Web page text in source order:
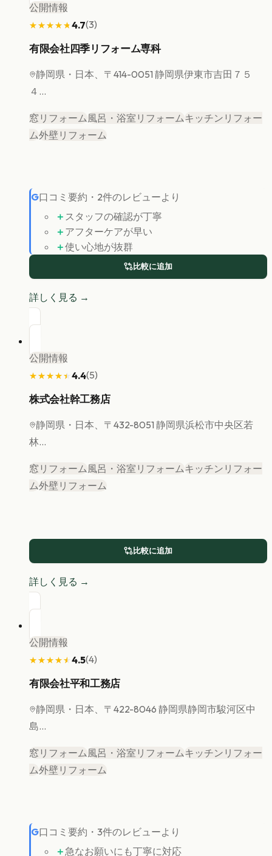
公開情報
★★★★★
★★★★★ 4.7(3)
有限会社四季リフォーム専科
静岡県 ・日本、〒414-0051 静岡県伊東市吉田７５
４...
窓リフォーム風呂・浴室リフォームキッチンリフォー
ム外壁リフォーム
G口コミ要約 ・ 2件のレビューより
＋ スタッフの確認が丁寧
＋ アフターケアが早い
＋使い心地が抜群
比較に追加
詳しく見る →
公開情報
★★★★★
★★★★★ 4.4(5)
株式会社幹工務店
静岡県 ・日本、〒432-8051 静岡県浜松市中央区若
林...
窓リフォーム風呂・浴室リフォームキッチンリフォー
ム外壁リフォーム
比較に追加
詳しく見る →
公開情報
★★★★★
★★★★★ 4.5(4)
有限会社平和工務店
静岡県 ・日本、〒422-8046 静岡県静岡市駿河区中
島...
窓リフォーム風呂・浴室リフォームキッチンリフォー
ム外壁リフォーム
G口コミ要約 ・ 3件のレビューより
＋ 急なお願いにも丁寧に対応